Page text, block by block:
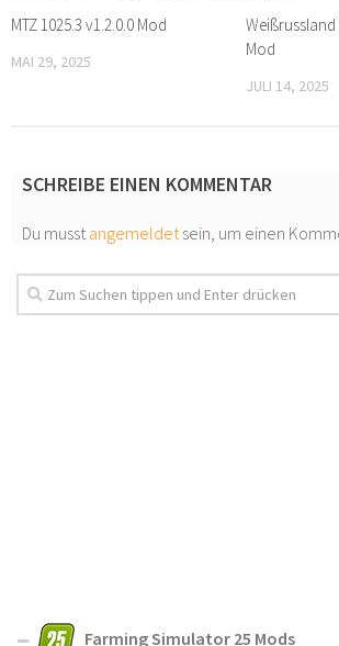
MTZ 1025.3 v1.2.0.0 Mod
MAI 29, 2025
Weißrussland
Mod
JULI 14, 2025
SCHREIBE EINEN KOMMENTAR
Du musstangemeldetsein, um einen
Farming Simulator 25 Mods